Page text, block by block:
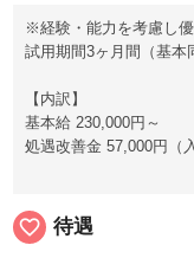
※経験・能力を考慮し
試用期間3ヶ月間（基本
【内訳】
基本給 230,000円～
処遇改善金 57,000円（
favorite_border 待遇